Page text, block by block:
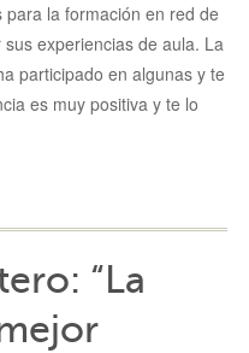
la formación en red de
experiencias de aula. La
participado en algunas y te
es muy positiva y te lo
“La